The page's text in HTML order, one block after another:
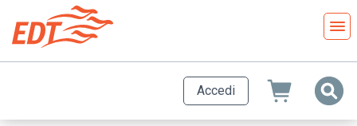
contenuto
principale
Accedi